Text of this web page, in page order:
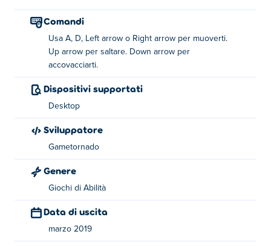
Su - Salta
Giù - Accovacciati
Lucky Life è creato da Gametornado. Hanno creato
Short Ride
Comandi
Usa A, D, Left arrow o Right arrow per muoverti.
Up arrow per saltare. Down arrow per
accovacciarti.
Dispositivi supportati
Desktop
Sviluppatore
Gametornado
Genere
Giochi di Abilità
Data di uscita
marzo 2019